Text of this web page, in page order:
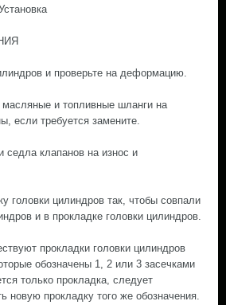
и проверьте на деформацию.
и топливные шланги на
если требуется замените.
седла клапанов на износ и
головки цилиндров так, чтобы совпали
и в прокладке головки цилиндров.
прокладки головки цилиндров
обозначены 1, 2 или 3 засечками
только прокладка, следует
новую прокладку того же обозначения.